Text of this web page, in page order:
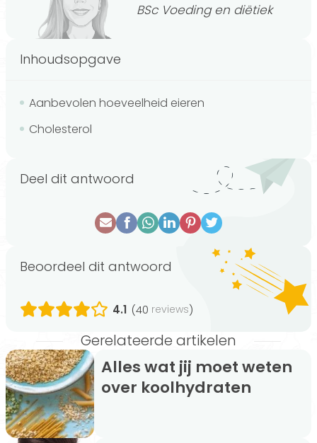
BSc Voeding en diëtiek
Inhoudsopgave
Aanbevolen hoeveelheid eieren
Cholesterol
Deel dit antwoord
Beoordeel dit antwoord
4.1 (40 reviews)
Gerelateerde artikelen
Alles wat jij moet weten
over koolhydraten